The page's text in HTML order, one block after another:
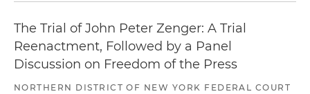
The Trial of John Peter Zenger: A Trial
Reenactment, Followed by a Panel
Discussion on Freedom of the Press
NORTHERN DISTRICT OF NEW YORK FEDERAL COURT